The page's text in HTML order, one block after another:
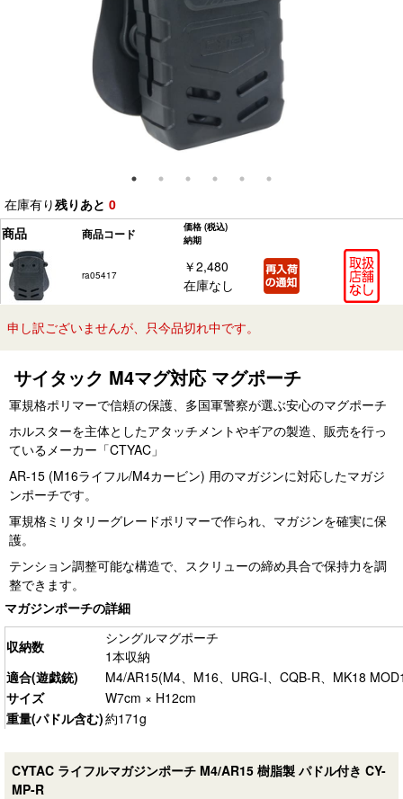
在庫有り残りあと 0
商品
商品コード 価格 (税込)
納期
ra05417
￥2,480
在庫なし
申し訳ございませんが、只今品切れ中です。
サイタック M4マグ対応 マグポーチ
軍規格ポリマーで信頼の保護、多国軍警察が選ぶ安心のマグポーチ
ホルスターを主体としたアタッチメントやギアの製造、販売を行っ
ているメーカー「CTYAC」
AR-15 (M16ライフル/M4カービン) 用のマガジンに対応したマガジ
ンポーチです。
軍規格ミリタリーグレードポリマーで作られ、マガジンを確実に保
護。
テンション調整可能な構造で、スクリューの締め具合で保持力を調
整できます。
マガジンポーチの詳細
収納数
シングルマグポーチ
1本収納
適合(遊戯銃)
M4/AR15(M4、M16、URG-I、CQB-R、MK18
サイズ
W7cm × H12cm
重量(パドル含む)約171g
CYTAC ライフルマガジンポーチ M4/AR15 樹脂製 パドル付き CY-
MP-R